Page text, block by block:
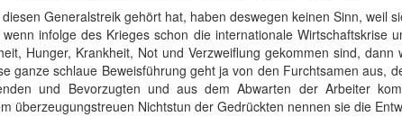
Generalstreik gehört hat, haben deswegen keinen Sinn, weil
infolge des Krieges schon die internationale Wirtschaftskrise
Hunger, Krankheit, Not und Verzweiflung gekommen sind, dann
ganze schlaue Beweisführung geht ja von den Furchtsamen aus,
und Bevorzugten und aus dem Abwarten der Arbeiter
überzeugungstreuen Nichtstun der Gedrückten nennen sie die